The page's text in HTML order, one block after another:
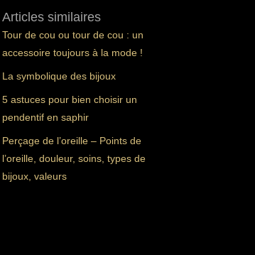
Articles similaires
Tour de cou ou tour de cou : un
accessoire toujours à la mode !
La symbolique des bijoux
5 astuces pour bien choisir un
pendentif en saphir
Perçage de l’oreille – Points de
l’oreille, douleur, soins, types de
bijoux, valeurs